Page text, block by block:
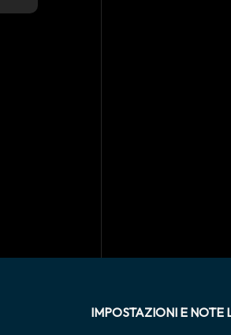
IMPOSTAZIONI E NOTE